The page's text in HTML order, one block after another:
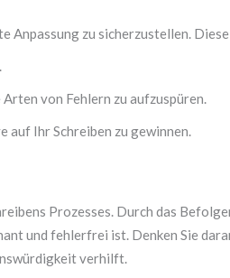
Anpassung zu sicherzustellen.
Arten von Fehlern zu aufzuspüren.
auf Ihr Schreiben zu gewinnen.
Prozesses. Durch das
und fehlerfrei ist. Denken Sie
verhilft.